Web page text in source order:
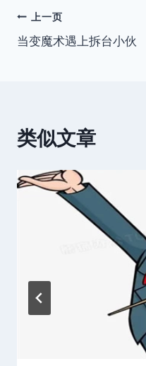
文
章
上一页
当变魔术遇上拆台小伙
类似文章